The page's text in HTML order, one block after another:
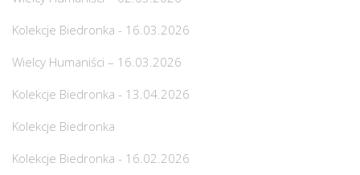
Kolekcje Biedronka - 16.03.2026
Wielcy Humaniści – 16.03.2026
Kolekcje Biedronka - 13.04.2026
Kolekcje Biedronka
Kolekcje Biedronka - 16.02.2026